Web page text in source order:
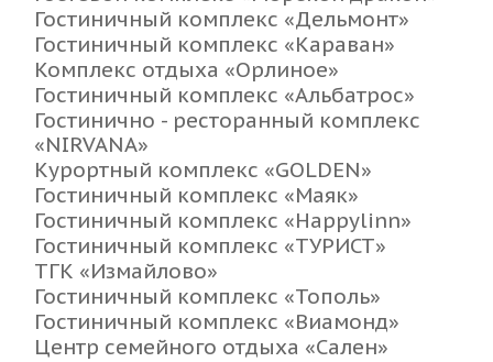
Гостиничный комплекс «Дельмонт»
Гостиничный комплекс «Караван»
Комплекс отдыха «Орлиное»
Гостиничный комплекс «Альбатрос»
Гостинично - ресторанный комплекс
«NIRVANA»
Курортный комплекс «GOLDEN»
Гостиничный комплекс «Маяк»
Гостиничный комплекс «Happylinn»
Гостиничный комплекс «ТУРИСТ»
ТГК «Измайлово»
Гостиничный комплекс «Тополь»
Гостиничный комплекс «Виамонд»
Центр семейного отдыха «Сален»